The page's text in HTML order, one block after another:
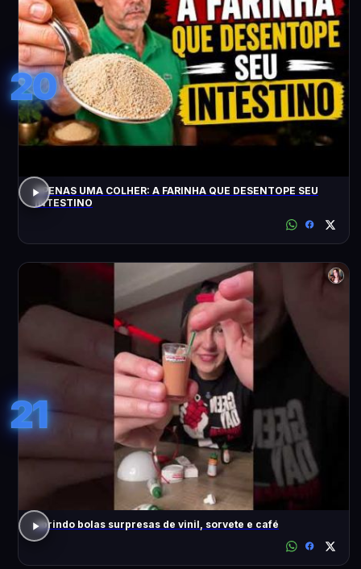
20
APENAS UMA COLHER: A FARINHA QUE DESENTOPE SEU
INTESTINO
21
abrindo bolas surpresas de vinil, sorvete e café